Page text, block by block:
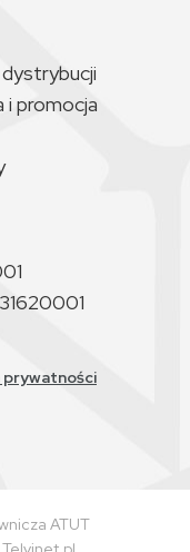
i promocja
prywatności
ATUT